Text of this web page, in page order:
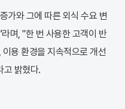
가와 그에 따른 외식 수요 변
며, "한 번 사용한 고객이 반
용 환경을 지속적으로 개선
고 밝혔다.